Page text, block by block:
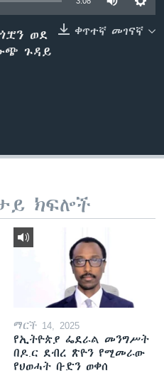
ቀጥተኛ መገናኛ
ወደ
ጉዳይ
ክፍሎች
ማርች 14, 2025
የኢትዮጵያ ፌደራል መንግሥት
በዶ.ር ደብረ ጽዮን የሚመራው
የህወሓት ቡድን ወቀሰ